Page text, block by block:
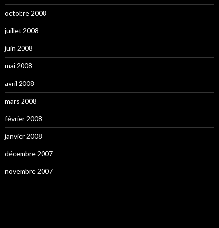
octobre 2008
juillet 2008
juin 2008
mai 2008
avril 2008
mars 2008
février 2008
janvier 2008
décembre 2007
novembre 2007